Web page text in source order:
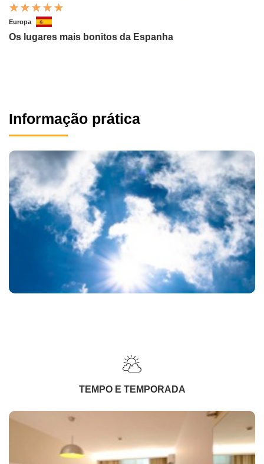
Europa
Os lugares mais bonitos da Espanha
Informação prática
TEMPO E TEMPORADA